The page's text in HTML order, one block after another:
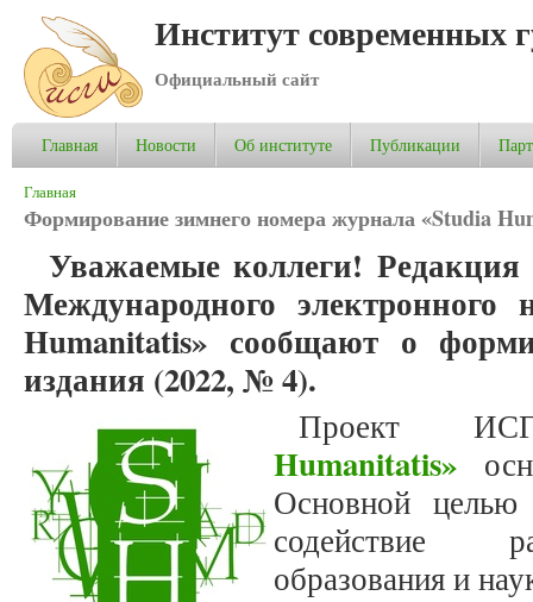
Институт современных
Официальный сайт
Главная Новости Об институте Публикации
Вы здесь
Главная
Формирование зимнего номера журнала «Studia
Уважаемые коллеги!
Международного электронного
Humanitatis» сообщают о
издания (2022, № 4).
Проект
Humanitatis»
Основной целью
содействие
образования и